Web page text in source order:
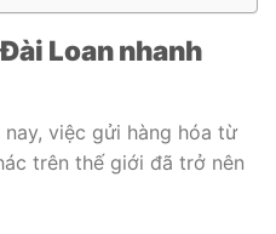
Loan nhanh
việc gửi hàng hóa từ
trên thế giới đã trở nên